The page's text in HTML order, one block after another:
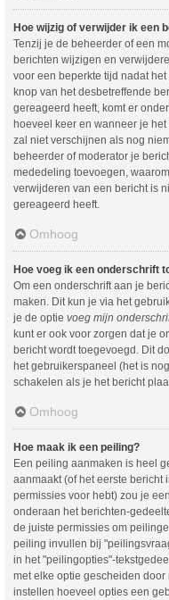
Hoe wijzig of verwijder ik een
Tenzij je de beheerder of een
berichten wijzigen en
voor een beperkte tijd nadat
knop van het desbetreffende
gereageerd heeft, komt er
hoeveel keer en wanneer je
zal niet verschijnen als nog
beheerder of moderator je
mededeling toevoegen,
verwijderen van een bericht is
gereageerd heeft.
Omhoog
Hoe voeg ik een onderschrift
Om een onderschrift aan je
maken. Dit kun je via het
je de optie voeg mijn
kunt er ook voor zorgen dat je
bericht wordt toegevoegd. Dit
het gebruikerspaneel (het is
schakelen als je het bericht
Omhoog
Hoe maak ik een peiling?
Een peiling aanmaken is heel
aanmaakt (of het eerste
permissies voor hebt) zou je
onderaan het berichten-
de juiste permissies om
peiling invullen bij
in het "peilingopties"-
met elke optie gescheiden
instellen hoeveel opties een